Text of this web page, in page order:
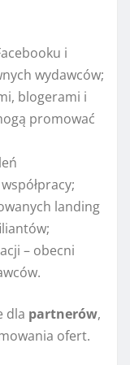
i
wydawców;
blogerami i
promować
landing
– obecni
dla partnerów,
ofert.